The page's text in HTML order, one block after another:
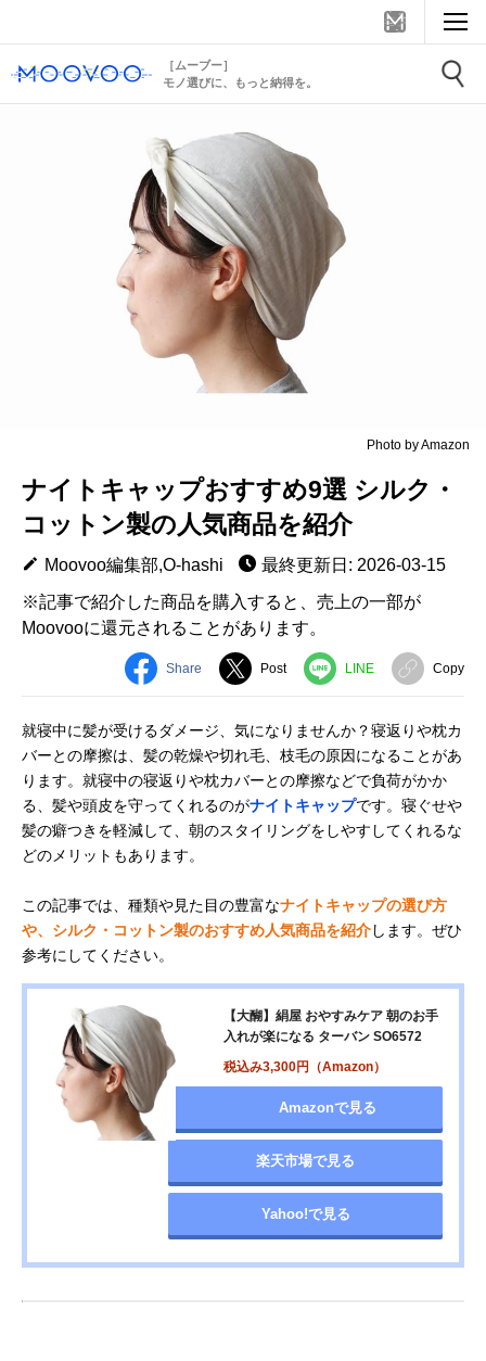
［ムーブー］
モノ選びに、もっと納得を。
Photo by Amazon
ナイトキャップおすすめ9選 シルク・
コットン製の人気商品を紹介
Moovoo編集部,O-hashi
最終更新日: 2026-03-15
※記事で紹介した商品を購入すると、売上の一部が
Moovooに還元されることがあります。
Share Post LINE Copy
就寝中に髪が受けるダメージ、気になりませんか？寝返りや枕カ
バーとの摩擦は、髪の乾燥や切れ毛、枝毛の原因になることがあ
ります。就寝中の寝返りや枕カバーとの摩擦などで負荷がかか
る、髪や頭皮を守ってくれるのがナイトキャップです。寝ぐせや
髪の癖つきを軽減して、朝のスタイリングをしやすしてくれるな
どのメリットもあります。
この記事では、種類や見た目の豊富なナイトキャップの選び方
や、シルク・コットン製のおすすめ人気商品を紹介します。ぜひ
参考にしてください。
【大醐】絹屋 おやすみケア 朝のお手
入れが楽になる ターバン SO6572
税込み3,300円（Amazon）
Amazonで見る
楽天市場で見る
Yahoo!で見る